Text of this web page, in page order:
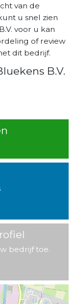
van de
u snel zien
voor u kan
of review
dit bedrijf.
B.V.
bedrijf toe.